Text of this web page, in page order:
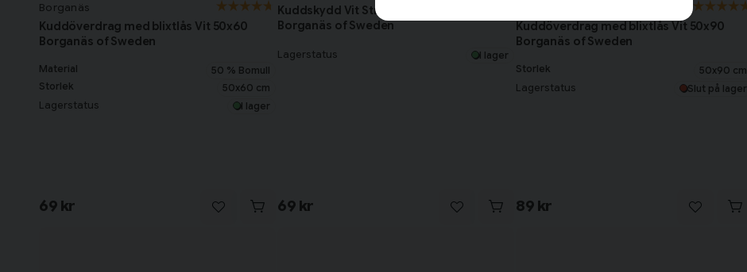
Borganäs
Kuddöverdrag med blixtlås Vit 50x60
Borganäs of Sweden
Material
50 % Bomull
Storlek
50x60 cm
Lagerstatus I lager
69 kr
Kuddskydd Vit Stretchfrotté 50x60
Borganäs of Sweden
Lagerstatus I lager
69 kr
Kuddöverdrag med blixtlås Vit 50x90
Borganäs of Sweden
Storlek 50x90 cm
Lagerstatus Slut på lager
89 kr